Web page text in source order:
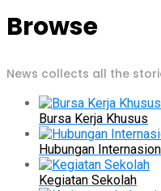
Browse
News collects all the
Bursa Kerja Khusus
Hubungan
Kegiatan Sekolah